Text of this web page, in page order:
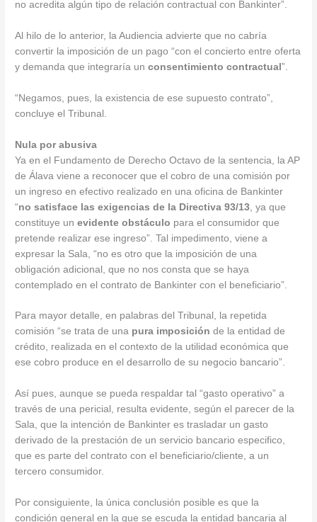
no acredita algún tipo de relación contractual con Bankinter”.
Al hilo de lo anterior, la Audiencia advierte que no cabría
convertir la imposición de un pago “con el concierto entre oferta
y demanda que integraría unconsentimiento contractual”.
“Negamos, pues, la existencia de ese supuesto contrato”,
concluye el Tribunal.
Nula por abusiva
Ya en el Fundamento de Derecho Octavo de la sentencia, la AP
de Álava viene a reconocer que el cobro de una comisión por
un ingreso en efectivo realizado en una oficina de Bankinter
“no satisface las exigencias de la Directiva 93/13 , ya que
constituye unevidente obstáculo para el consumidor que
pretende realizar ese ingreso”. Tal impedimento, viene a
expresar la Sala, “no es otro que la imposición de una
obligación adicional, que no nos consta que se haya
contemplado en el contrato de Bankinter con el beneficiario”.
Para mayor detalle, en palabras del Tribunal, la repetida
comisión “se trata de una pura imposición de la entidad de
crédito, realizada en el contexto de la utilidad económica que
ese cobro produce en el desarrollo de su negocio bancario”.
Así pues, aunque se pueda respaldar tal “gasto operativo” a
través de una pericial, resulta evidente, según el parecer de la
Sala, que la intención de Bankinter es trasladar un gasto
derivado de la prestación de un servicio bancario especifico,
que es parte del contrato con el beneficiario/cliente, a un
tercero consumidor.
Por consiguiente, la única conclusión posible es que la
condición general en la que se escuda la entidad bancaria al